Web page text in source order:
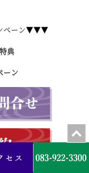
ペーン▼▼▼
典
ーン